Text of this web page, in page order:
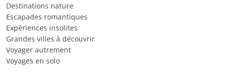
Destinations nature
Escapades romantiques
Expériences insolites
Grandes villes à découvrir
Voyager autrement
Voyages en solo